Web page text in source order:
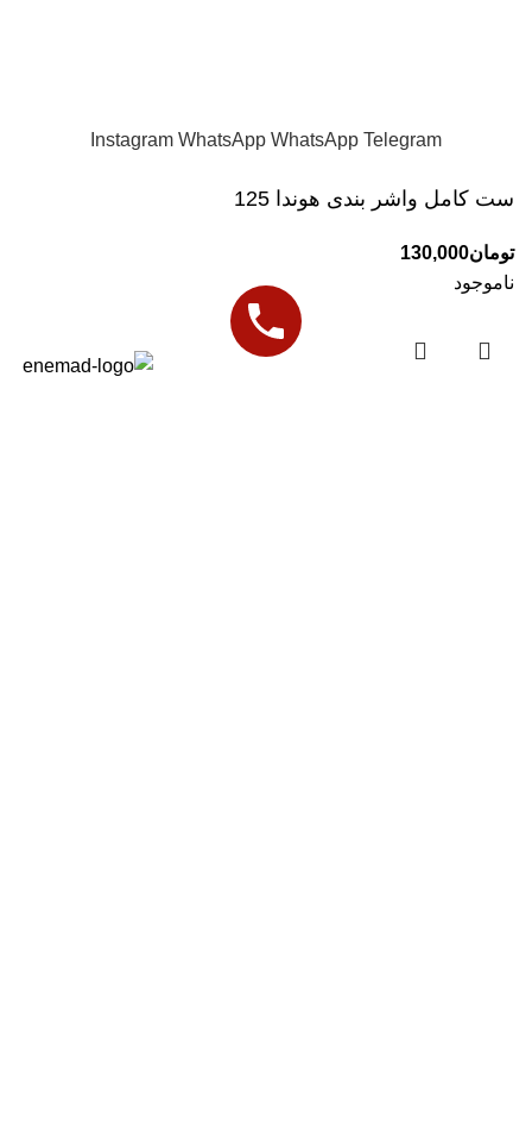
Instagram WhatsApp WhatsApp Telegram
ست کامل واشر بندی هوندا 125
تومان130,000
ناموجود